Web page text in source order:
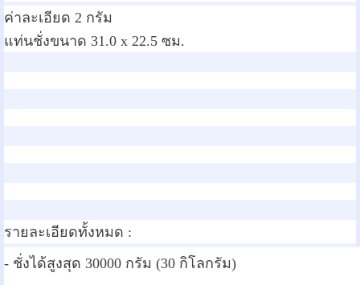
ค่าละเอียด 2 กรัม
แท่นชั่งขนาด 31.0 x 22.5 ซม.
รายละเอียดทั้งหมด :
- ชั่งได้สูงสุด 30000 กรัม (30 กิโลกรัม)